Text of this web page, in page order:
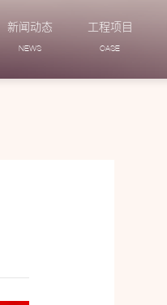
新闻动态
NEWS
工程项目
CASE